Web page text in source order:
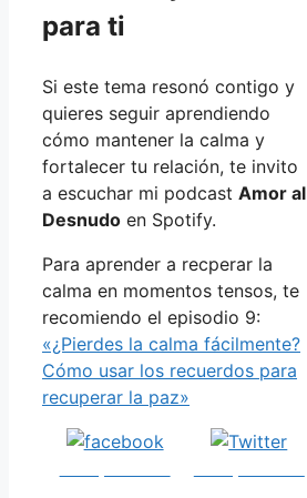
para ti
Si este tema resonó contigo y
quieres seguir aprendiendo
cómo mantener la calma y
fortalecer tu relación, te invito
a escuchar mi podcast Amor al
Desnudo en Spotify.
Para aprender a recperar la
calma en momentos tensos, te
recomiendo el episodio 9:
«¿Pierdes la calma fácilmente?
Cómo usar los recuerdos para
recuperar la paz»